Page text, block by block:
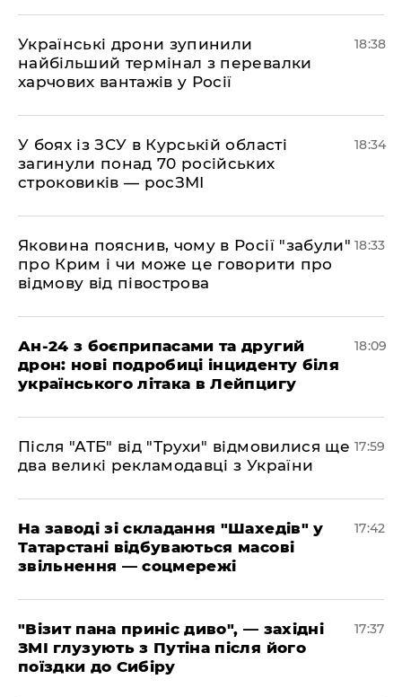
​Українські дрони зупинили
найбільший термінал з перевалки
харчових вантажів у Росії
18:38
​У боях із ЗСУ в Курській області
загинули понад 70 російських
строковиків — росЗМІ
18:34
​Яковина пояснив, чому в Росії "забули"
про Крим і чи може це говорити про
відмову від півострова
18:33
​Ан-24 з боєприпасами та другий
дрон: нові подробиці інциденту біля
українського літака в Лейпцигу
18:09
​Після "АТБ" від "Трухи" відмовилися ще
два великі рекламодавці з України
17:59
​На заводі зі складання "Шахедів" у
Татарстані відбуваються масові
звільнення — соцмережі
17:42
"Візит пана приніс диво", — західні
ЗМІ глузують з Путіна після його
поїздки до Сибіру
17:37